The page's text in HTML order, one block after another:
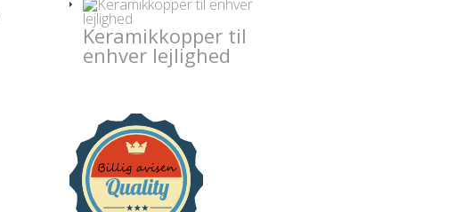
Keramikkopper til
enhver lejlighed